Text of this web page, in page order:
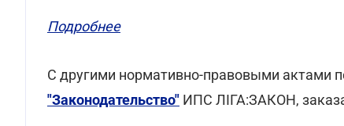
Подробнее
С другими нормативно-правовыми актами
"Законодательство" ИПС ЛІГА:ЗАКОН,